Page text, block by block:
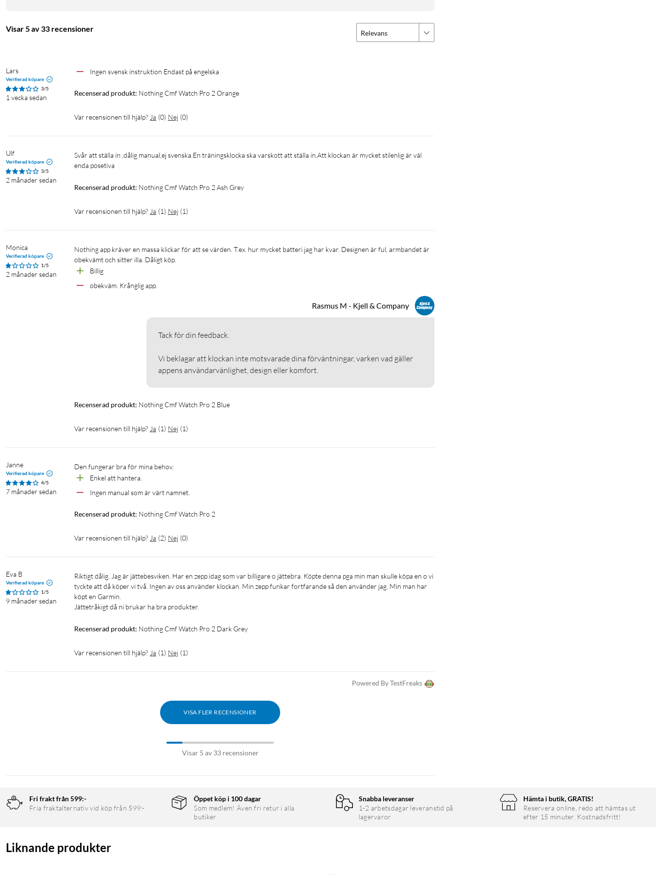
Hälsofunktioner
Hälsofunktionerna inkluderar pulsmätning, sömnövervakning, stressmätning och SpO₂-monitorering, vilket ger en omfattande
Specifikationer
Batteritid: Upp till 11 dagars batteritid (45.8 dagar i strömsparläge), 25 timmar vid konstant användande av GPS
Sensorer: Hjärtfrekvens, SpO₂, sömn och stressövervakning
Vikt: 48.1 gram
Visar 5 av 33 recensioner Relevans
Lars
Verifierad köpare
3/5
1 vecka sedan
Ingen svensk instruktion Endast på engelska
Recenserad produkt: Nothing Cmf Watch Pro 2 Orange
Var recensionen till hjälp? Ja (0) Nej (0)
Ulf
Verifierad köpare
3/5
2 månader sedan
Svår att ställa in ,dålig manual,ej svenska.En träningsklocka ska varskott att ställa in.Att klockan är mycket stilenlig är väl
enda posetiva
Recenserad produkt: Nothing Cmf Watch Pro 2 Ash Grey
Var recensionen till hjälp? Ja (1) Nej (1)
Monica
Verifierad köpare
1/5
2 månader sedan
Nothing app kräver en massa klickar för att se värden. T.ex. hur mycket batteri jag har kvar. Designen är ful, armbandet är
obekvämt och sitter illa. Dåligt köp.
Billig
obekväm. Krånglig app.
Rasmus M - Kjell & Company
Tack för din feedback.
Vi beklagar att klockan inte motsvarade dina förväntningar, varken vad gäller
appens användarvänlighet, design eller komfort.
Recenserad produkt: Nothing Cmf Watch Pro 2 Blue
Var recensionen till hjälp? Ja (1) Nej (1)
Janne
Verifierad köpare
4/5
7 månader sedan
Den fungerar bra för mina behov.
Enkel att hantera.
Ingen manual som är värt namnet.
Recenserad produkt: Nothing Cmf Watch Pro 2
Var recensionen till hjälp? Ja (2) Nej (0)
Eva B
Verifierad köpare
1/5
9 månader sedan
Riktigt dålig. Jag är jättebesviken. Har en zepp idag som var billigare o jättebra. Köpte denna pga min man skulle köpa en o vi
tyckte att då köper vi två. Ingen av oss använder klockan. Min zepp funkar fortfarande så den använder jag. Min man har
köpt en Garmin.
Jättetråkigt då ni brukar ha bra produkter.
Recenserad produkt: Nothing Cmf Watch Pro 2 Dark Grey
Var recensionen till hjälp? Ja (1) Nej (1)
Powered By TestFreaks
VISA FLER RECENSIONER
Visar 5 av 33 recensioner
Fri frakt från 599:-
Fria fraktalternativ vid köp från 599:-
Öppet köp i 100 dagar
Som medlem! Även fri retur i alla
butiker
Snabba leveranser
1-2 arbetsdagar leveranstid på
lagervaror
Hämta i butik, GRATIS!
Reservera online, redo att hämtas ut
efter 15 minuter. Kostnadsfritt!
Liknande produkter